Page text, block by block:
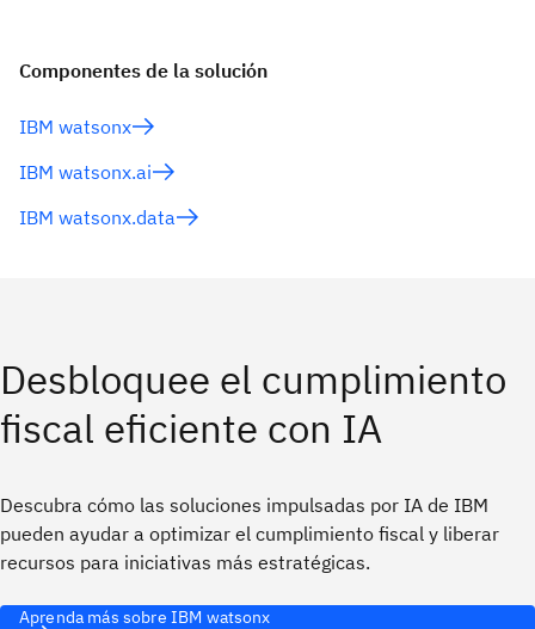
Componentes de la solución
IBM watsonx
IBM watsonx.ai
IBM watsonx.data
Desbloquee el cumplimiento
fiscal eficiente con IA
Descubra cómo las soluciones impulsadas por IA de IBM
pueden ayudar a optimizar el cumplimiento fiscal y liberar
recursos para iniciativas más estratégicas.
Aprenda más sobre IBM watsonx